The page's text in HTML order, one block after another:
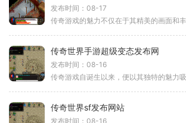
发布时间：08-17
传奇世界手游超级变态发布网
发布时间：08-16
传奇世界sf发布网站
发布时间：08-16